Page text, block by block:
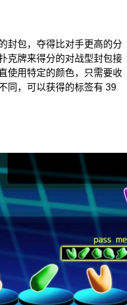
封包，夺得比对手更高的分
克牌来得分的对战型封包接
使用特定的颜色，只需要收
同，可以获得的标签有 39